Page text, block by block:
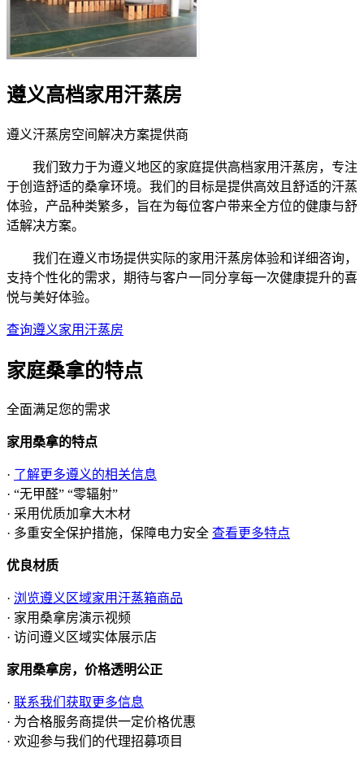
遵义高档家用汗蒸房
遵义汗蒸房空间解决方案提供商
我们致力于为遵义地区的家庭提供高档家用汗蒸房，专注
于创造舒适的桑拿环境。我们的目标是提供高效且舒适的汗蒸
体验，产品种类繁多，旨在为每位客户带来全方位的健康与舒
适解决方案。
我们在遵义市场提供实际的家用汗蒸房体验和详细咨询，
支持个性化的需求，期待与客户一同分享每一次健康提升的喜
悦与美好体验。
查询遵义家用汗蒸房
家庭桑拿的特点
全面满足您的需求
家用桑拿的特点
· 了解更多遵义的相关信息
· “无甲醛” “零辐射”
· 采用优质加拿大木材
· 多重安全保护措施，保障电力安全 查看更多特点
优良材质
· 浏览遵义区域家用汗蒸箱商品
· 家用桑拿房演示视频
· 访问遵义区域实体展示店
家用桑拿房，价格透明公正
· 联系我们获取更多信息
· 为合格服务商提供一定价格优惠
· 欢迎参与我们的代理招募项目